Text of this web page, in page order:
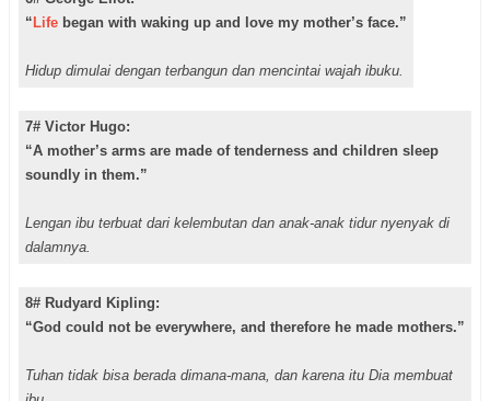
“ Life began with waking up and love my mother’s face.”
Hidup dimulai dengan terbangun dan mencintai wajah ibuku.
7# Victor Hugo:
“A mother’s arms are made of tenderness and children sleep
soundly in them.”
Lengan ibu terbuat dari kelembutan dan anak-anak tidur nyenyak di
dalamnya.
8# Rudyard Kipling:
“God could not be everywhere, and therefore he made mothers.”
Tuhan tidak bisa berada dimana-mana, dan karena itu Dia membuat